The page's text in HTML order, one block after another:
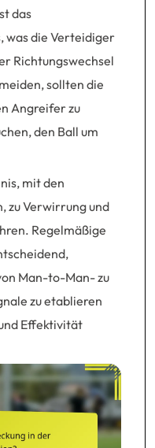
das
was die Verteidiger
Richtungswechsel
sollten die
Angreifer zu
den Ball um
mit den
zu Verwirrung und
Regelmäßige
Man-to-Man- zu
zu etablieren
Effektivität